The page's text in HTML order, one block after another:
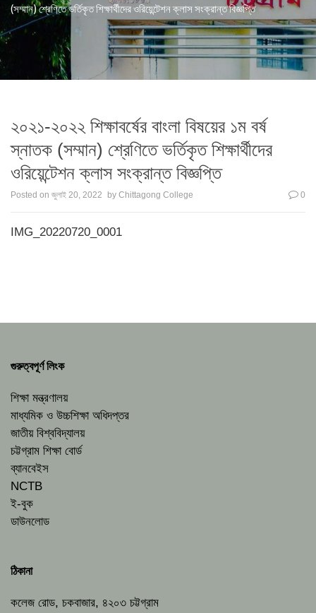
(সম্মান) শ্রেণিতে ভর্তিকৃত শিক্ষার্থীদের ওরিয়েন্টেশন ক্লাস সংক্রান্ত বিজ্ঞপ্তি
২০২১-২০২২ শিক্ষাবর্ষের বাংলা বিষয়ের ১ম বর্ষ
স্নাতক (সম্মান) শ্রেণিতে ভর্তিকৃত শিক্ষার্থীদের
ওরিয়েন্টেশন ক্লাস সংক্রান্ত বিজ্ঞপ্তি
Posted on জুলাই 20, 2022 by Chittagong College 0
IMG_20220720_0001
গুরুত্বপূর্ণ লিংক
শিক্ষা মন্ত্রণালয়
মাধ্যমিক ও উচ্চশিক্ষা অধিদপ্তর
জাতীয় বিশ্ববিদ্যালয়
চট্টগ্রাম শিক্ষা বোর্ড
ব্যানবেইস
NCTB
ই-বুক
ডাউনলোড
ঠিকানা
কলেজ রোড, চকবাজার, ৪২০৩ চট্টগ্রাম